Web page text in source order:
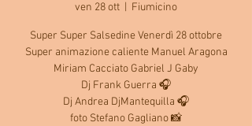
ven 28 ott Fiumicino
Super Super Salsedine Venerdì 28 ottobre
Super animazione caliente Manuel Aragona
Miriam Cacciato Gabriel J Gaby
Dj Frank Guerra 🎧
Dj Andrea DjMantequilla 🎧
foto Stefano Gagliano 📸